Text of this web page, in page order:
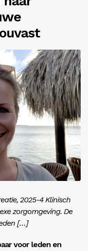
2025-4 Klinisch
zorgomgeving. De
[…]
voor leden en